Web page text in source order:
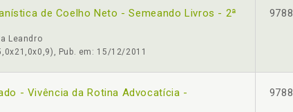
de Coelho Neto - Semeando Livros - 2ª
Leandro
Pub. em: 15/12/2011
- Vivência da Rotina Advocatícia -